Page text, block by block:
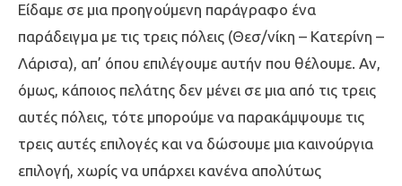
Είδαμε σε μια προηγούμενη παράγραφο ένα
παράδειγμα με τις τρεις πόλεις (Θεσ/νίκη – Κατερίνη –
Λάρισα), απ’ όπου επιλέγουμε αυτήν που θέλουμε. Αν,
όμως, κάποιος πελάτης δεν μένει σε μια από τις τρεις
αυτές πόλεις, τότε μπορούμε να παρακάμψουμε τις
τρεις αυτές επιλογές και να δώσουμε μια καινούργια
επιλογή, χωρίς να υπάρχει κανένα απολύτως